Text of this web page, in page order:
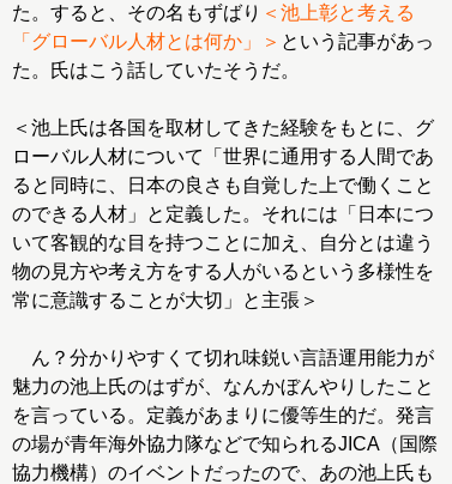
た。すると、その名もずばり ＜池上彰と考える
「グローバル人材とは何か」＞ という記事があっ
た。氏はこう話していたそうだ。
＜池上氏は各国を取材してきた経験をもとに、グ
ローバル人材について「世界に通用する人間であ
ると同時に、日本の良さも自覚した上で働くこと
のできる人材」と定義した。それには「日本につ
いて客観的な目を持つことに加え、自分とは違う
物の見方や考え方をする人がいるという多様性を
常に意識することが大切」と主張＞
ん？分かりやすくて切れ味鋭い言語運用能力が
魅力の池上氏のはずが、なんかぼんやりしたこと
を言っている。定義があまりに優等生的だ。発言
の場が青年海外協力隊などで知られるJICA（国際
協力機構）のイベントだったので、あの池上氏も